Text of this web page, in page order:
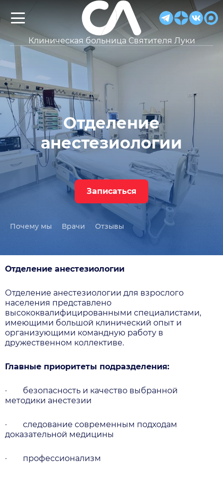
Клиническая больница Святителя Луки
Отделение
анестезиологии
Записаться
Почему мы Врачи Отзывы
Отделение анестезиологии
Отделение анестезиологии для взрослого
населения представлено
высококвалифицированными специалистами,
имеющими большой клинический опыт и
организующими командную работу в
дружественном коллективе.
Главные приоритеты подразделения:
· безопасность и качество выбранной
методики анестезии
· следование современным подходам
доказательной медицины
· профессионализм